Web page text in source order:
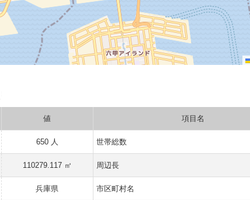
値 項目名
650 人 世帯総数
110279.117 ㎡ 周辺長
兵庫県 市区町村名